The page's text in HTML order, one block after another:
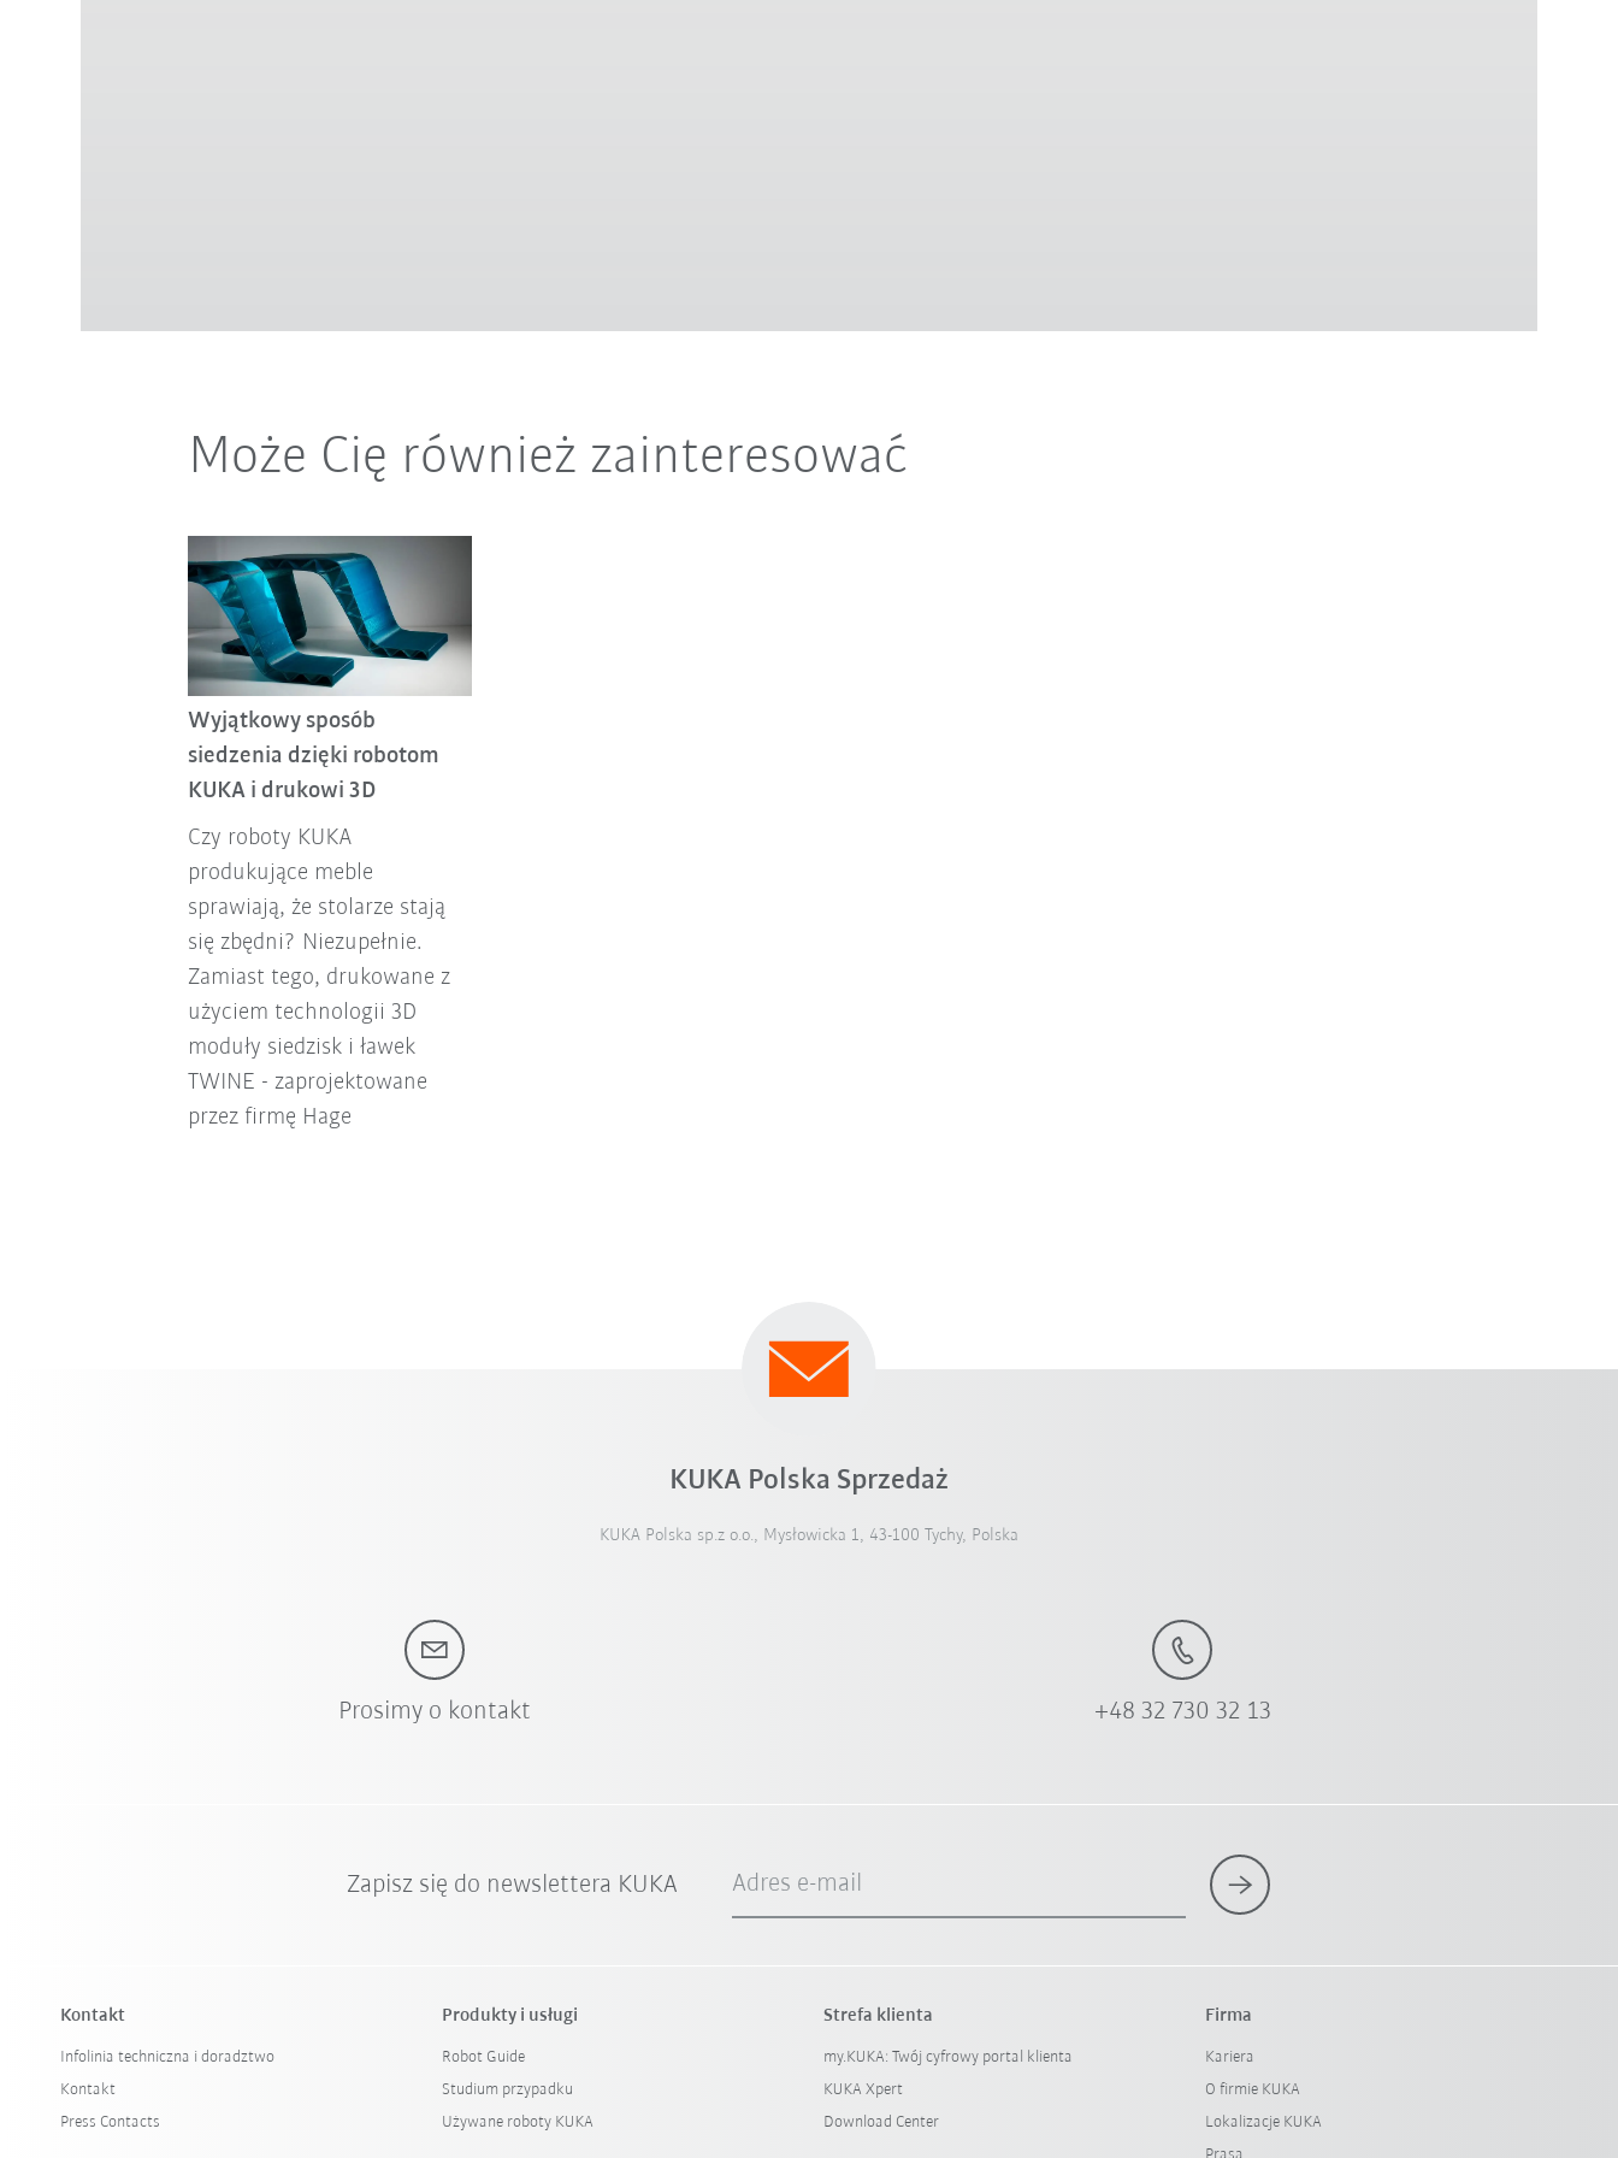
Może Cię również zainteresować
Wyjątkowy sposób
siedzenia dzięki robotom
KUKA i drukowi 3D
Czy roboty KUKA
produkujące meble
sprawiają, że stolarze stają
się zbędni? Niezupełnie.
Zamiast tego, drukowane z
użyciem technologii 3D
moduły siedzisk i ławek
TWINE - zaprojektowane
przez firmę Hage
KUKA Polska Sprzedaż
KUKA Polska sp.z o.o., Mysłowicka 1, 43-100 Tychy, Polska
Prosimy o kontakt +48 32 730 32 13
Zapisz się do newslettera KUKA Adres e-mail
Kontakt
Infolinia techniczna i doradztwo
Kontakt
Press Contacts
Produkty i usługi
Robot Guide
Studium przypadku
Używane roboty KUKA
Strefa klienta
my.KUKA: Twój cyfrowy portal klienta
KUKA Xpert
Download Center
Firma
Kariera
O firmie KUKA
Lokalizacje KUKA